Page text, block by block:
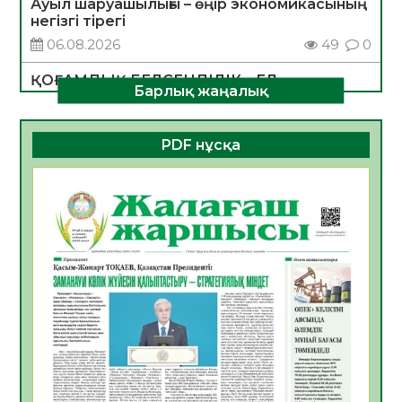
Ауыл шаруашылығы – өңір экономикасының
негізгі тірегі
06.08.2026
49 0
ҚОҒАМДЫҚ БЕЛСЕНДІЛІК – ЕЛ
ДАМУЫНЫҢ НЕГІЗІ
06.08.2026
47 0
ҚҰРЫЛТАЙ САЙЛАУЫ – БОЛАШАҚҚА
БАСТАР ЖАУАПТЫ ТАҢДАУ
06.08.2026
Инфекциялық ауруларға қарсы иммундау
жұмыстарының тиімділігі
06.08.2026
51
Көкжөтел ауруы туралы
06.08.2026
48
АПВ вакцинасы туралы мәлімет
06.08.2026
47
Барлық жаңалық
PDF нұсқа